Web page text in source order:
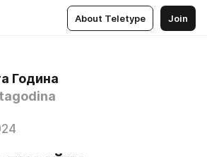
About Teletype Join
Година